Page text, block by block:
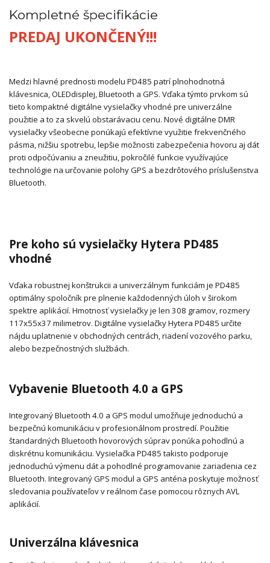
Kompletné špecifikácie
PREDAJ UKONČENÝ!!!
Medzi hlavné prednosti modelu PD485 patrí plnohodnotná
klávesnica, OLEDdisplej, Bluetooth a GPS. Vďaka týmto prvkom sú
tieto kompaktné digitálne vysielačky vhodné pre univerzálne
použitie a to za skvelú obstarávaciu cenu. Nové digitálne DMR
vysielačky všeobecne ponúkajú efektívne využitie frekvenčného
pásma, nižšiu spotrebu, lepšie možnosti zabezpečenia hovoru aj dát
proti odpočúvaniu a zneužitiu, pokročilé funkcie využívajúce
technológie na určovanie polohy GPS a bezdrôtového príslušenstva
Bluetooth.
Pre koho sú vysielačky Hytera PD485
vhodné
Vďaka robustnej konštrukcii a univerzálnym funkciám je PD485
optimálny spoločník pre plnenie každodenných úloh v širokom
spektre aplikácií. Hmotnosť vysielačky je len 308 gramov, rozmery
117x55x37 milimetrov. Digitálne vysielačky Hytera PD485 určite
nájdu uplatnenie v obchodných centrách, riadení vozového parku,
alebo bezpečnostných službách.
Vybavenie Bluetooth 4.0 a GPS
Integrovaný Bluetooth 4.0 a GPS modul umožňuje jednoduchú a
bezpečnú komunikáciu v profesionálnom prostredí. Použitie
štandardných Bluetooth hovorových súprav ponúka pohodlnú a
diskrétnu komunikáciu. Vysielačka PD485 takisto podporuje
jednoduchú výmenu dát a pohodlné programovanie zariadenia cez
Bluetooth. Integrovaný GPS modul a GPS anténa poskytuje možnosť
sledovania používateľov v reálnom čase pomocou rôznych AVL
aplikácií.
Univerzálna klávesnica